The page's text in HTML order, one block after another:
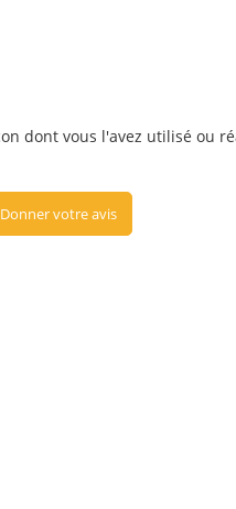
dont vous l'avez utilisé ou
Donner votre avis